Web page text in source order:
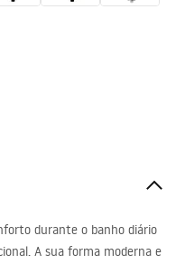
durante o banho diário
A sua forma moderna e